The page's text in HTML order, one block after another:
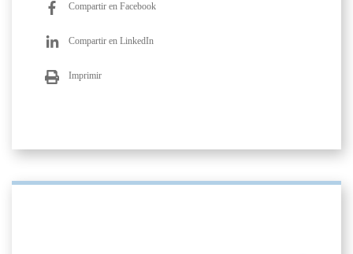
Compartir en Facebook
Compartir en LinkedIn
Imprimir